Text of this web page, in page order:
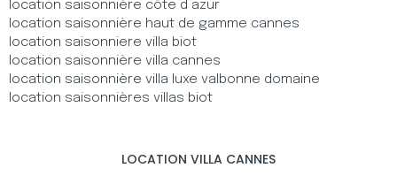
location saisonnière côte d azur
location saisonnière haut de gamme cannes
location saisonniere villa biot
location saisonnière villa cannes
location saisonnière villa luxe valbonne domaine
location saisonnières villas biot
LOCATION VILLA CANNES